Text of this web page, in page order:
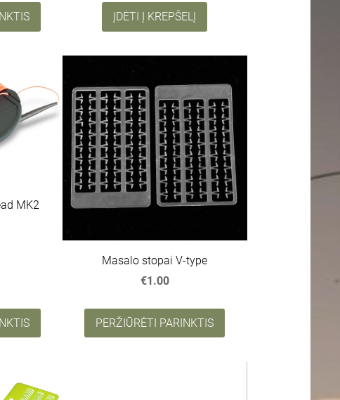
ĮDĖTI Į KREPŠELĮ
MK2
Masalo stopai V-type
€1.00
PERŽIŪRĖTI PARINKTIS